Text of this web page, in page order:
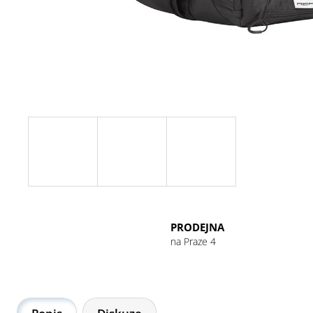
PRODEJNA
na Praze 4
GU ENERGY GEL 32G CHOCOLATE